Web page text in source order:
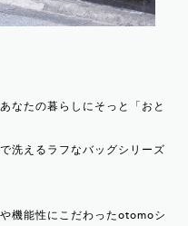
なたの暮らしにそっと「おと
洗えるラフなバッグシリーズ
機能性にこだわったotomoシ